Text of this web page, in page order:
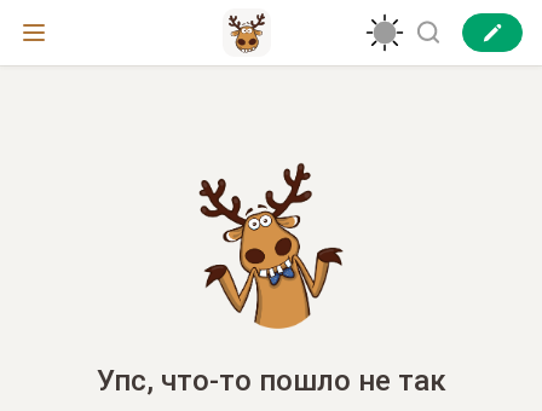
Упс, что-то пошло не так